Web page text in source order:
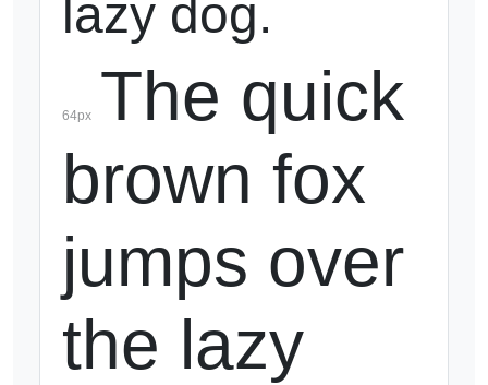
lazy dog.
64px
The quick
brown fox
jumps over
the lazy